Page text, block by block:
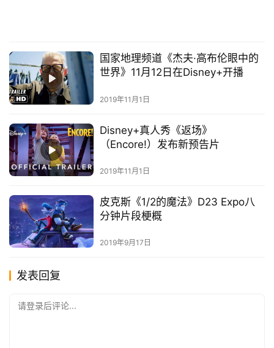
国家地理频道《杰夫·高布伦眼中的
世界》11月12日在Disney+开播
2019年11月1日
Disney+真人秀《返场》
（Encore!）发布新预告片
2019年11月1日
皮克斯《1/2的魔法》D23 Expo八
分钟片段梗概
2019年9月17日
发表回复
请登录后评论...